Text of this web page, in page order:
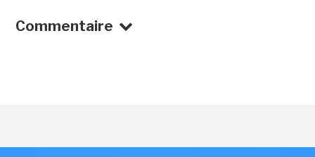
Commentaire